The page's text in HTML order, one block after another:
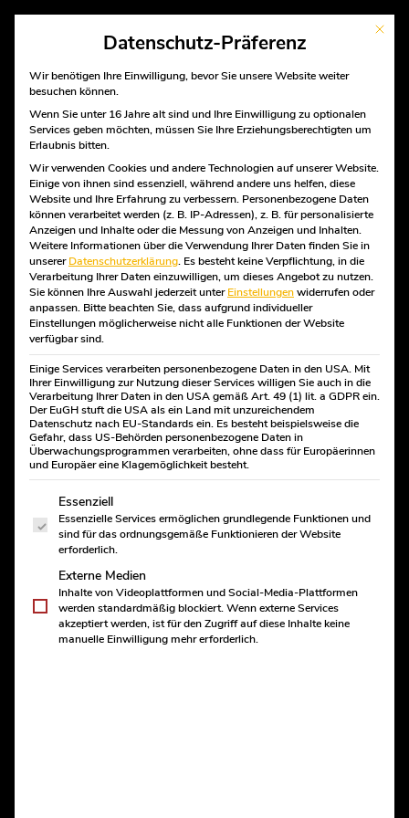
START
UNTERNEHMEN
Übersicht
Mission und Geschichte
Das Bäckerhandwerk
Die Kumpels über Tage
Partner
PRODUKTE
Brot und Brötchen
Kuchen und Torten
Feingebäck und Teilchen
Snacks und Imbisse
Unser Kaffee
B2B Lieferservice
RABAUKEN
GESCHÄFTSKUNDEN
Sechs gute Gründe
Referenzen
B2B-Leistungen
B2B-Produkte
Unsere Erfahrung
Auszeichnungen
Jetzt anfragen
FILIALEN
Standorte
Hauptniederlassung
Filiale Borbeck
Edeka Wolfsbankring
Edeka Am Südbahnhof
BROT UND
BRÖTCHEN
Start Produkte Handwerksprodukte
Brot und Brötchen
Jubiläumsbrot
JUBILÄUMSBROT
Ein sehr saftiges Körnerbrot mit wertvollen Zutaten
Mit
Datenschutz-Präferenz
Wir benötigen Ihre Einwilligung, bevor Sie unsere Website weiter
besuchen können.
Wenn Sie unter 16 Jahre alt sind und Ihre Einwilligung zu optionalen
Services geben möchten, müssen Sie Ihre Erziehungsberechtigten um
Erlaubnis bitten.
Wir verwenden Cookies und andere Technologien auf unserer Website.
Einige von ihnen sind essenziell, während andere uns helfen, diese
Website und Ihre Erfahrung zu verbessern. Personenbezogene Daten
können verarbeitet werden (z. B. IP-Adressen), z. B. für personalisierte
Anzeigen und Inhalte oder die Messung von Anzeigen und Inhalten.
Weitere Informationen über die Verwendung Ihrer Daten finden Sie in
unsererDatenschutzerklärung. Es besteht keine Verpflichtung, in die
Verarbeitung Ihrer Daten einzuwilligen, um dieses Angebot zu nutzen.
Sie können Ihre Auswahl jederzeit unterEinstellungenwiderrufen oder
anpassen. Bitte beachten Sie, dass aufgrund individueller
Einstellungen möglicherweise nicht alle Funktionen der Website
verfügbar sind.
Einige Services verarbeiten personenbezogene Daten in den USA. Mit
Ihrer Einwilligung zur Nutzung dieser Services willigen Sie auch in die
Verarbeitung Ihrer Daten in den USA gemäß Art. 49 (1) lit. a GDPR ein.
Der EuGH stuft die USA als ein Land mit unzureichendem
Datenschutz nach EU-Standards ein. Es besteht beispielsweise die
Gefahr, dass US-Behörden personenbezogene Daten in
Überwachungsprogrammen verarbeiten, ohne dass für Europäerinnen
und Europäer eine Klagemöglichkeit besteht.
Es folgt eine Liste der Service-Gruppen, für die eine
Essenziell
Essenzielle Services ermöglichen grundlegende Funktionen und
sind für das ordnungsgemäße Funktionieren der Website
erforderlich.
Externe Medien
Inhalte von Videoplattformen und Social-Media-Plattformen
werden standardmäßig blockiert. Wenn externe Services
akzeptiert werden, ist für den Zugriff auf diese Inhalte keine
manuelle Einwilligung mehr erforderlich.